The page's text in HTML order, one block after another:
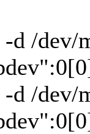
-d /
d /